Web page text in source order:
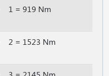
1 = 919 Nm
2 = 1523 Nm